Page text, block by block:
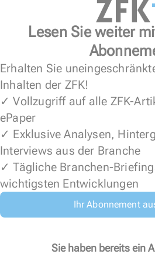
Lesen Sie weiter
Erhalten Sie
Inhalten der ZFK!
✓ Vollzugriff auf alle ZFK-
ePaper
✓ Exklusive Analysen,
Interviews aus der Branche
✓ Tägliche Branchen-
wichtigsten Entwicklungen
Ihr Abonnement
Sie haben bereits ein